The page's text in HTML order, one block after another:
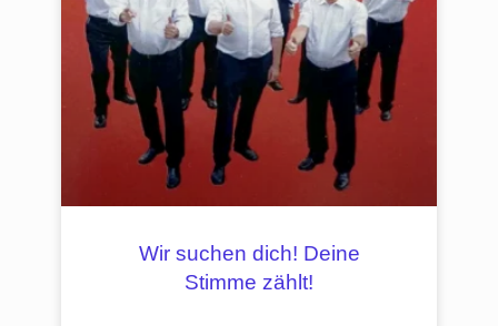
Wir suchen dich! Deine
Stimme zählt!